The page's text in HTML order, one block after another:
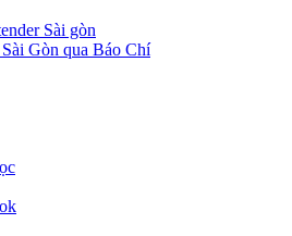
Sài gòn
Gòn qua Báo Chí